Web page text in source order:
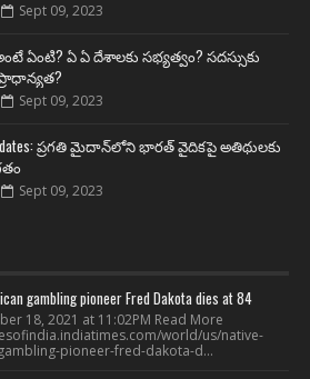
Sept 09, 2023
ఏంటి? ఏ ఏ దేశాలకు సభ్యత్వం? సదస్సుకు
Sept 09, 2023
ప్రగతి మైదాన్‌లోని భారత్ వైదికపై అతిథులకు
Sept 09, 2023
gambling pioneer Fred Dakota dies at 84
18, 2021 at 11:02PM Read More
world/us/native-
pioneer-fred-dakota-d...